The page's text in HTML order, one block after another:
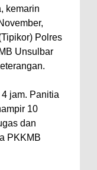
kemarin
Polres
Unsulbar
jam. Panitia
10
dan
PKKMB